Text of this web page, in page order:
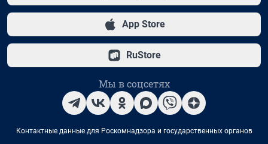
App Store
RuStore
Мы в соцсетях
Контактные данные для Роскомнадзора и государственных органов